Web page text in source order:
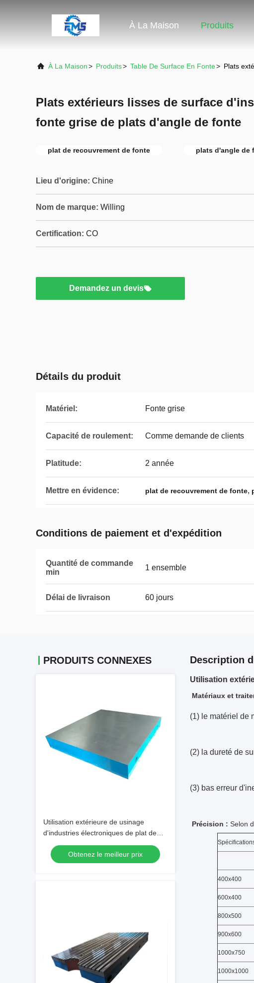
À La Maison Produits
À La Maison> Produits> Table De Surface En Fonte> Plats
Plats extérieurs lisses de surface
fonte grise de plats d'angle de fonte
plat de recouvrement de fonte plats d'angle de
Lieu d'origine: Chine
Nom de marque: Willing
Certification: CO
Demandez un devis
Détails du produit
Matériel: Fonte grise
Capacité de roulement: Comme demande de clients
Platitude: 2 année
Mettre en évidence: plat de recouvrement de fonte,
Conditions de paiement et d'expédition
Quantité de commande
min
1 ensemble
Délai de livraison 60 jours
PRODUITS CONNEXES
Utilisation extérieure de usinage
d'industries électroniques de plat de
fonte de calibrage
Obtenez le meilleur prix
Description
Utilisation
Matériaux et
(1) le matériel de
(2) la dureté de
(3) bas erreur
Précision : Selon
400x400
600x400
800x500
900x600
1000x750
1000x1000